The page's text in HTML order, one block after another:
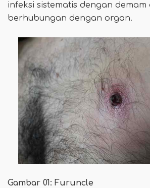
infeksi sistematis dengan
berhubungan dengan organ.
Gambar 01: Furuncle